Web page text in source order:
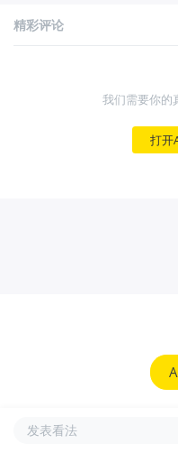
精彩评论
我们需要你的
打开
发表看法